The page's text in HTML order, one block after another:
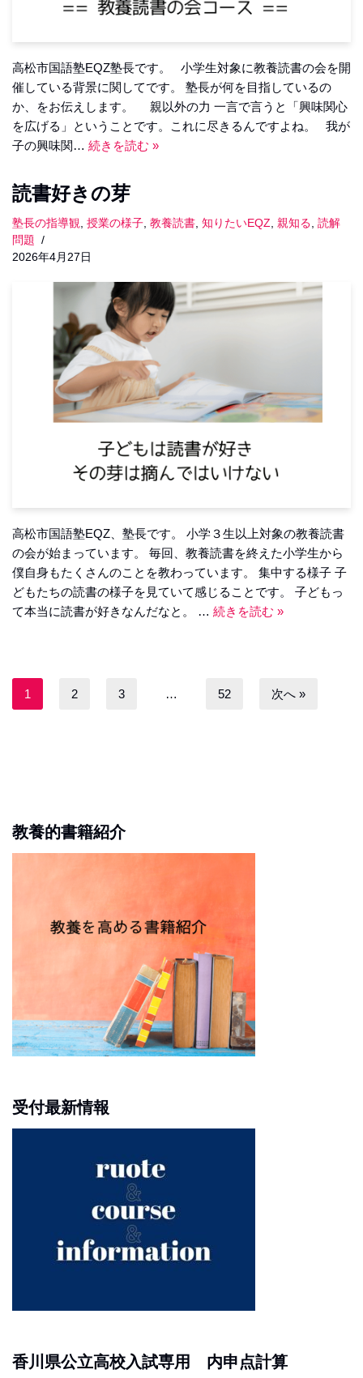
高松市国語塾EQZ塾長です。 小学生対象に教養読書の会を開
催している背景に関してです。 塾長が何を目指しているの
か、をお伝えします。 親以外の力 一言で言うと「興味関心
を広げる」ということです。これに尽きるんですよね。 我が
子の興味関… 続きを読む »
読書好きの芽
塾長の指導観 授業の様子 教養読書 知りたいEQZ 親知る 読解
問題
2026年4月27日
高松市国語塾EQZ、塾長です。 小学３生以上対象の教養読書
の会が始まっています。 毎回、教養読書を終えた小学生から
僕自身もたくさんのことを教わっています。 集中する様子 子
どもたちの読書の様子を見ていて感じることです。 子どもっ
て本当に読書が好きなんだなと。 … 続きを読む »
1 2 3 … 52 次へ »
教養的書籍紹介
受付最新情報
香川県公立高校入試専用 内申点計算